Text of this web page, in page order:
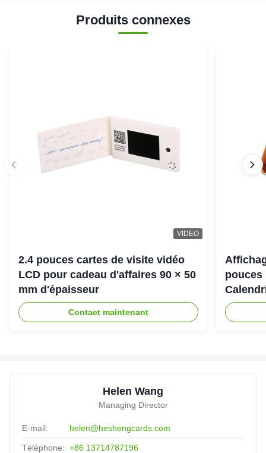
Produits connexes
VIDEO
2.4 pouces cartes de visite vidéo
LCD pour cadeau d'affaires 90 × 50
mm d'épaisseur
Contact maintenant
pouces
Helen Wang
Managing Director
E-mail: helen@heshengcards.com
Téléphone: +86 13714787196